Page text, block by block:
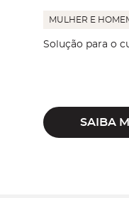
MULHER E
Solução para o
SAIBA